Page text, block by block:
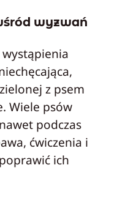
wyzwań
z psem
Wiele psów
podczas
ćwiczenia i
ich